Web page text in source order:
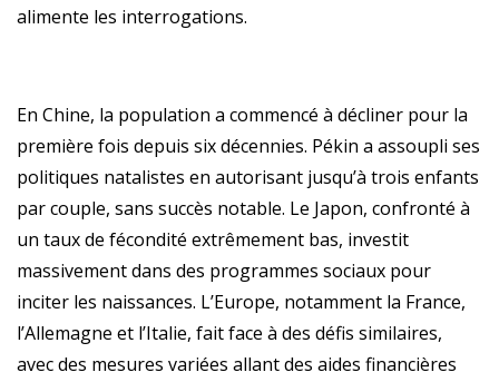
alimente les interrogations.
En Chine, la population a commencé à décliner pour la
première fois depuis six décennies. Pékin a assoupli ses
politiques natalistes en autorisant jusqu’à trois enfants
par couple, sans succès notable. Le Japon, confronté à
un taux de fécondité extrêmement bas, investit
massivement dans des programmes sociaux pour
inciter les naissances. L’Europe, notamment la France,
l’Allemagne et l’Italie, fait face à des défis similaires,
avec des mesures variées allant des aides financières